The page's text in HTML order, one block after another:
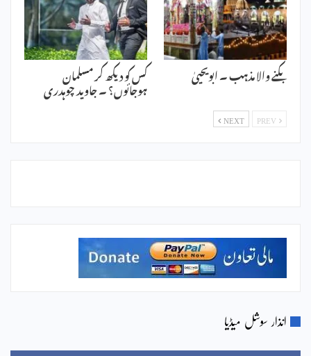
بکنے والا مذہب ۔ ابویحییٰ کس کو دیکھ کر مسلمان
ہوجائوں؟ ۔ جاوید چوہدری
NEXT
انذار سوشل میڈیا